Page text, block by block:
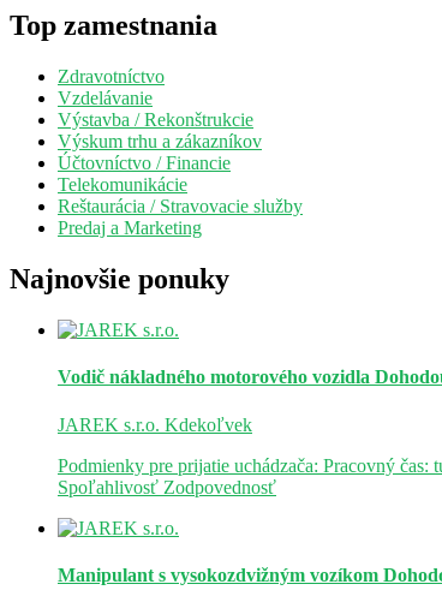
Top zamestnania
Zdravotníctvo
Vzdelávanie
Výstavba / Rekonštrukcie
Výskum trhu a zákazníkov
Účtovníctvo / Financie
Telekomunikácie
Reštaurácia / Stravovacie služby
Predaj a Marketing
Najnovšie ponuky
Vodič nákladného motorového vozidla
JAREK s.r.o. Kdekoľvek
Podmienky pre prijatie uchádzača: Pracovný
Spoľahlivosť Zodpovednosť
Manipulant s vysokozdvižným vozíkom